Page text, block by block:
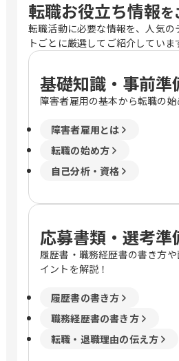
転職お役立ち情報を
転職活動に必要な情報を、人気の
トごとに厳選してご紹介していま
基礎知識・事前準
障害者雇用の基本から転職の始
障害者雇用とは
転職の始め方
自己分析・資格
応募書類・選考準
履歴書・職務経歴書の書き方
イントを解説！
履歴書の書き方
職務経歴書の書き方
転職・退職理由の伝え方